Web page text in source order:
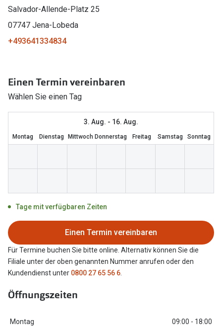
Seen
Miu Miu
alle Marken
Brillenpass richtig lesen
Alle Brillen Ratgeber
Angebote
Brillen 2 für 1
20% auf selbsttönende Gläser
Back to School: 50% auf die zweite Kinderbrille
Trends
Unofficial
Oakley
Oakley
Salvador-Allende-Platz 25
07747 Jena-Lobeda
+493641334834
Einen Termin vereinbaren
Wählen Sie einen Tag
3. Aug. - 16. Aug.
Montag Dienstag Mittwoch Donnerstag Freitag Samstag Sonntag
Tage mit verfügbaren Zeiten
Einen Termin vereinbaren
Für Termine buchen Sie bitte online. Alternativ können Sie die
Filiale unter der oben genannten Nummer anrufen oder den
Kundendienst unter 0800 27 65 56 6
Öffnungszeiten
Montag 09:00 - 18:00